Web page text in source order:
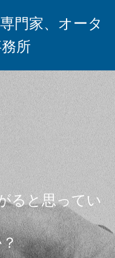
門家、オータ
所
ると思ってい